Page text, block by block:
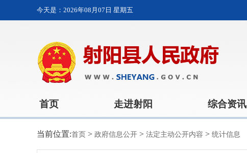
今天是： 2026年08月07日 星期五
首页 走进射阳 综合资讯
当前位置:首页 > 政府信息公开 > 法定主动公开内容 > 统计信息